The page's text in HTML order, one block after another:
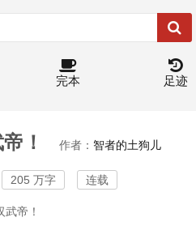
完本 足迹
！ 作者： 智者的土狗儿
205 万字 连载
帝！